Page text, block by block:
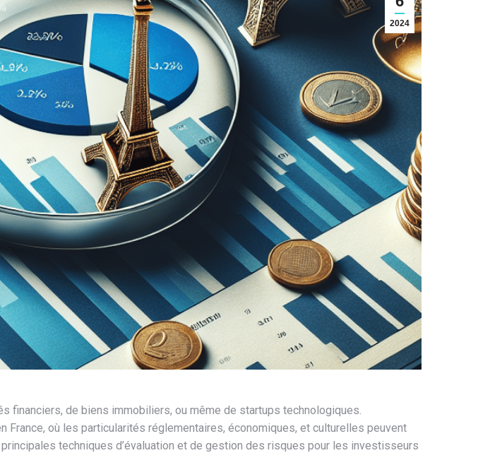
2024
financiers, de biens immobiliers, ou même de startups technologiques.
où les particularités réglementaires, économiques, et culturelles peuvent
techniques d’évaluation et de gestion des risques pour les investisseurs